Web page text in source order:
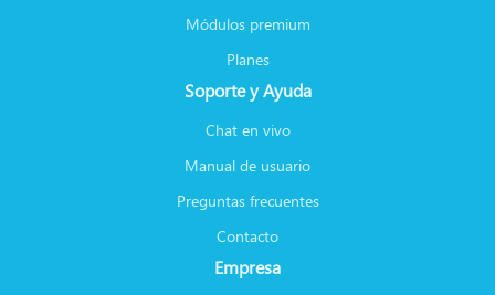
Módulos premium
Planes
Soporte y Ayuda
Chat en vivo
Manual de usuario
Preguntas frecuentes
Contacto
Empresa